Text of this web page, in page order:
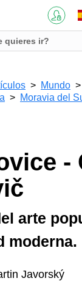
Mundo
Moravia del
-
arte
moderna.
Javorský